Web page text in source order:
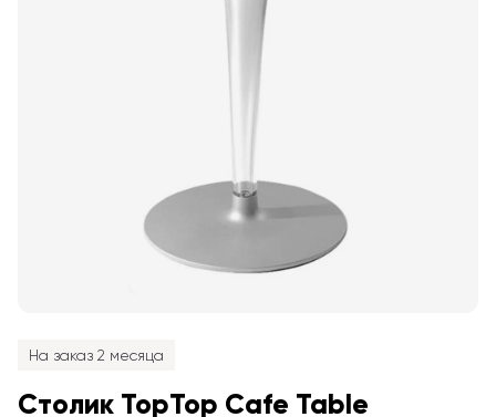
На заказ 2 месяца
Столик TopTop Cafe Table